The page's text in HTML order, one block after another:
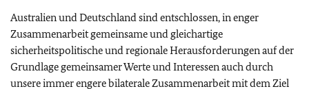
Australien und Deutschland sind entschlossen, in enger
Zusammenarbeit gemeinsame und gleichartige
sicherheitspolitische und regionale Herausforderungen auf der
Grundlage gemeinsamer Werte und Interessen auch durch
unsere immer engere bilaterale Zusammenarbeit mit dem Ziel